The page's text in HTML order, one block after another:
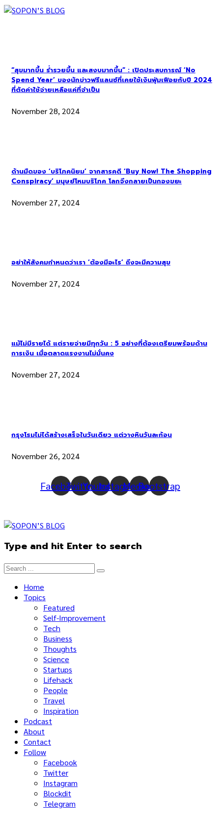
“สุขมากขึ้น ร่ำรวยขึ้น และสงบมากขึ้น” : เปิดประสบการณ์ ‘No
Spend Year’ ของนักข่าวฟรีแลนซ์ที่เคยใช้เงินฟุ่มเฟือยกับปี 2024
ที่ตัดค่าใช้จ่ายเหลือแค่ที่จำเป็น
November 28, 2024
ด้านมืดของ ‘บริโภคนิยม’ จากสารคดี ‘Buy Now! The Shopping
Conspiracy’ มนุษย์โหมบริโภค โลกจึงกลายเป็นกองขยะ
November 27, 2024
อย่าให้สังคมกำหนดว่าเรา ‘ต้องมีอะไร’ ถึงจะมีความสุข
November 27, 2024
แม้ไม่มีรายได้ แต่รายจ่ายมีทุกวัน : 5 อย่างที่ต้องเตรียมพร้อมด้าน
การเงิน เมื่อตลาดแรงงานไม่มั่นคง
November 27, 2024
กรุงโรมไม่ได้สร้างเสร็จในวันเดียว แต่วางหินวันละก้อน
November 26, 2024
FacebookTwitterYoutubeInstagram
Medium
Bootstrap
Type and hit Enter to search
Home
Topics
Featured
Self-Improvement
Tech
Business
Thoughts
Science
Startups
Lifehack
People
Travel
Inspiration
Podcast
About
Contact
Follow
Facebook
Twitter
Instagram
Blockdit
Telegram